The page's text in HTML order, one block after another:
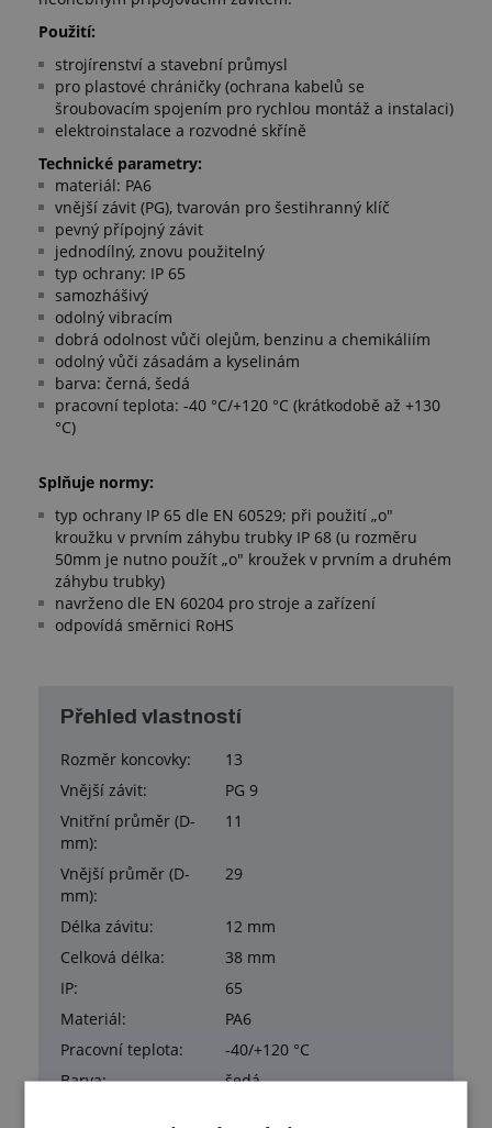
Použití:
strojírenství a stavební průmysl
pro plastové chráničky (ochrana kabelů se
šroubovacím spojením pro rychlou montáž a instalaci)
elektroinstalace a rozvodné skříně
Technické parametry:
materiál: PA6
vnější závit (PG), tvarován pro šestihranný klíč
pevný přípojný závit
jednodílný, znovu použitelný
typ ochrany: IP 65
samozhášivý
odolný vibracím
dobrá odolnost vůči olejům, benzinu a chemikáliím
odolný vůči zásadám a kyselinám
barva: černá, šedá
pracovní teplota: -40 °C/+120 °C (krátkodobě až +130
°C)
Splňuje normy:
typ ochrany IP 65 dle EN 60529; při použití „o"
kroužku v prvním záhybu trubky IP 68 (u rozměru
50mm je nutno použít „o" kroužek v prvním a druhém
záhybu trubky)
navrženo dle EN 60204 pro stroje a zařízení
odpovídá směrnici RoHS
Přehled vlastností
Rozměr koncovky:
13
Vnější závit:
PG 9
Vnitřní průměr (D-
mm):
11
Vnější průměr (D-
mm):
29
Délka závitu:
12 mm
Celková délka:
38 mm
IP:
65
Materiál:
PA6
Pracovní teplota:
-40/+120 °C
Barva:
šedá